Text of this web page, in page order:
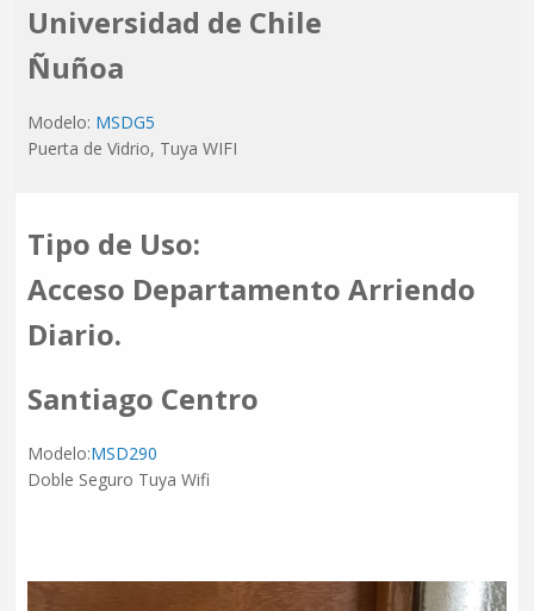
Universidad de Chile
Ñuñoa
Modelo: MSDG5
Puerta de Vidrio, Tuya WIFI
Tipo de Uso:
Acceso Departamento Arriendo
Diario.
Santiago Centro
Modelo:MSD290
Doble Seguro Tuya Wifi